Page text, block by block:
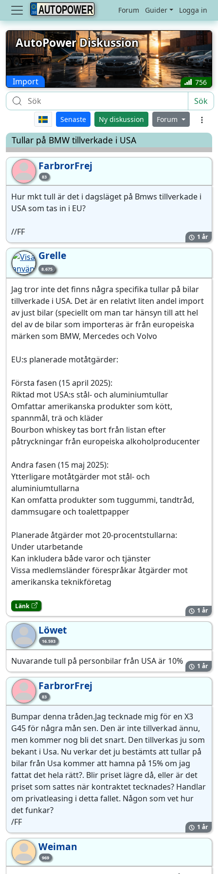
AUTOPOWER Forum Guider Logga in
AutoPower Diskussion
Import 756
Sök
Senaste Ny diskussion Forum
Tullar på BMW tillverkade i USA
Fa 83
FarbrorFrej
Hur mkt tull är det i dagsläget på Bmws tillverkade i
USA som tas in i EU?
//FF 1 år
8.675
Grelle
Jag tror inte det finns några specifika tullar på bilar
tillverkade i USA. Det är en relativt liten andel import
av just bilar (speciellt om man tar hänsyn till att hel
del av de bilar som importeras är från europeiska
märken som BMW, Mercedes och Volvo
EU:s planerade motåtgärder:
Första fasen (15 april 2025):
Riktad mot USA:s stål- och aluminiumtullar
Omfattar amerikanska produkter som kött,
spannmål, trä och kläder
Bourbon whiskey tas bort från listan efter
påtryckningar från europeiska alkoholproducenter
Andra fasen (15 maj 2025):
Ytterligare motåtgärder mot stål- och
aluminiumtullarna
Kan omfatta produkter som tuggummi, tandtråd,
dammsugare och toalettpapper
Planerade åtgärder mot 20-procentstullarna:
Under utarbetande
Kan inkludera både varor och tjänster
Vissa medlemsländer förespråkar åtgärder mot
amerikanska teknikföretag
Länk
1 år
Lö 16.593
Löwet
Nuvarande tull på personbilar från USA är 10% 1 år
Fa 83
FarbrorFrej
Bumpar denna tråden.Jag tecknade mig för en X3
G45 för några mån sen. Den är inte tillverkad ännu,
men kommer nog bli det snart. Den tillverkas ju som
bekant i Usa. Nu verkar det ju bestämts att tullar på
bilar från Usa kommer att hamna på 15% om jag
fattat det hela rätt?. Blir priset lägre då, eller är det
priset som sattes när kontraktet tecknades? Handlar
om privatleasing i detta fallet. Någon som vet hur
det funkar?
/FF
1 år
We 969
Weiman